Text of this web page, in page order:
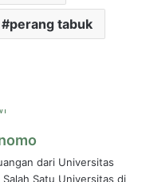
perang tabuk
dari Universitas
Satu Universitas di